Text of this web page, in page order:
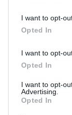
I want to opt-
Opted In
I want to opt-
Opted In
I want to opt-
Advertising.
Opted In